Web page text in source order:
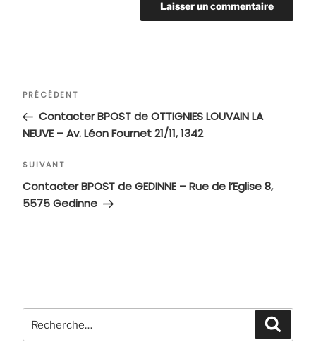
Navigation
l’article
Article
précédent
PRÉCÉDENT
Contacter BPOST de OTTIGNIES LOUVAIN LA
NEUVE – Av. Léon Fournet 21/11, 1342
Article
suivant
SUIVANT
Contacter BPOST de GEDINNE – Rue de l’Eglise 8,
5575 Gedinne
pour